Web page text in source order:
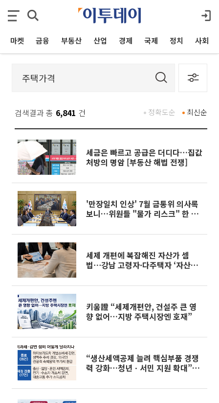
마켓 금융 부동산 산업 경제 국제 정치 사회
검색결과 총 6,841 건 최신순
정확도순
세금은 빠르고 공급은 더디다…집값
처방의 명암 [부동산 해법 전쟁]
'만장일치 인상' 7월 금통위 의사록
보니…위원들 "물가 리스크" 한 목
세제 개편에 복잡해진 자산가 셈
법⋯강남 고령자·다주택자 ‘자산재
키움證 “세제개편안, 건설주 큰 영
향 없어…지방 주택시장엔 호재”
“생산세액공제 늘려 핵심부품 경쟁
력 강화…청년ㆍ서민 지원 확대”